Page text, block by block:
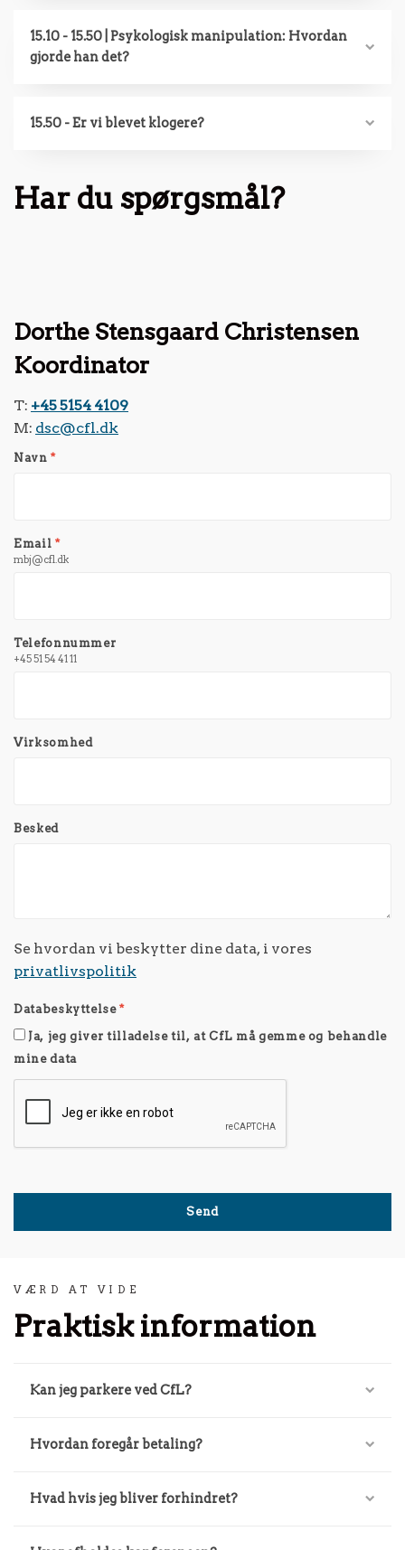
15.10 - 15.50 | Psykologisk manipulation: Hvordan
gjorde han det?
15.50 - Er vi blevet klogere?
Har du spørgsmål?
Dorthe Stensgaard Christensen
Koordinator
T: +45 5154 4109
M: dsc@cfl.dk
Navn*
Email *
mbj@cfl.dk
Telefonnummer
+45 51 54 41 11
Virksomhed
Besked
Se hvordan vi beskytter dine data, i vores
privatlivspolitik
Databeskyttelse*
Ja, jeg giver tilladelse til, at CfL må gemme og behandle
mine data
VÆRD AT VIDE
Praktisk information
Kan jeg parkere ved CfL?
Hvordan foregår betaling?
Hvad hvis jeg bliver forhindret?